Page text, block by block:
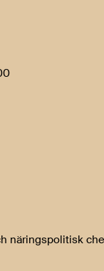
näringspolitisk